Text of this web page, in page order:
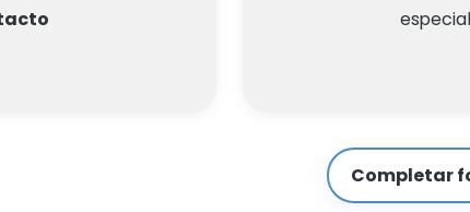
Completar